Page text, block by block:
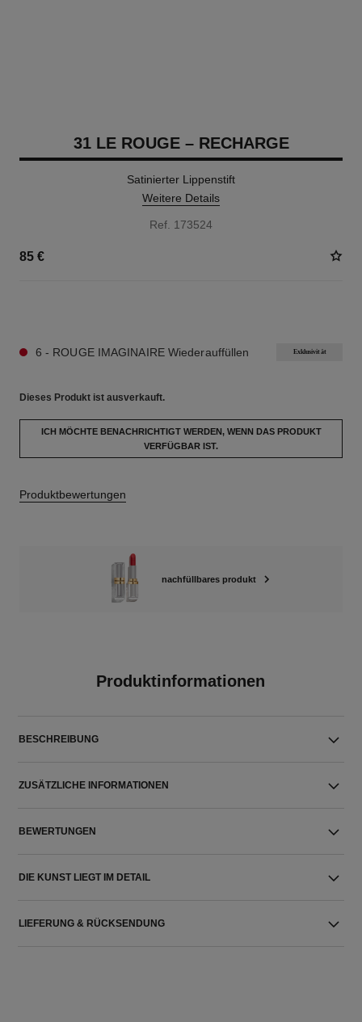
31 LE ROUGE – RECHARGE
Satinierter Lippenstift
Weitere Details
Ref. 173524
85 €
6 - ROUGE IMAGINAIRE Wiederauffüllen Exklusivität
Dieses Produkt ist ausverkauft.
ICH MÖCHTE BENACHRICHTIGT WERDEN, WENN DAS PRODUKT
VERFÜGBAR IST.
Produktbewertungen
nachfüllbares produkt
Produktinformationen
BESCHREIBUNG
ZUSÄTZLICHE INFORMATIONEN
BEWERTUNGEN
DIE KUNST LIEGT IM DETAIL
LIEFERUNG & RÜCKSENDUNG